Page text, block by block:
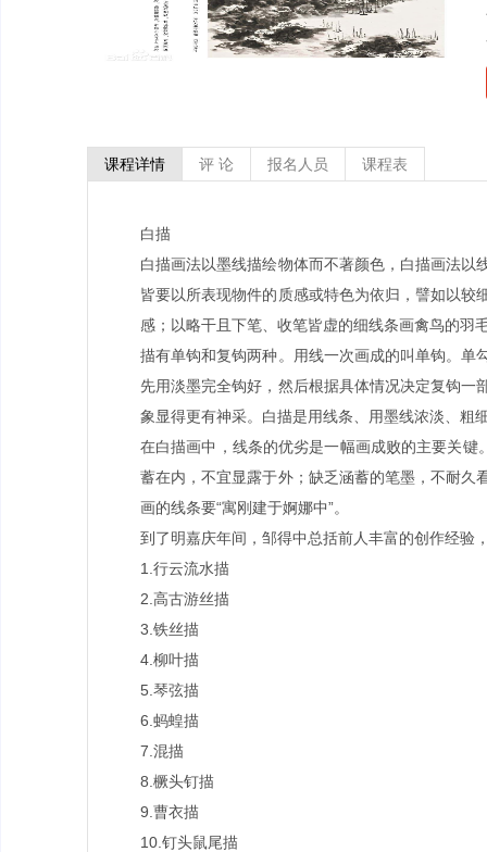
课程详情 评 论 报名人员 课程表
白描
白描画法以墨线描绘物体而不著颜色，白描画法
皆要以所表现物件的质感或特色为依归，譬如以
感；以略干且下笔、收笔皆虚的细线条画禽鸟的羽
描有单钩和复钩两种。用线一次画成的叫单钩。
先用淡墨完全钩好，然后根据具体情况决定复钩
象显得更有神采。白描是用线条、用墨线浓淡、粗
在白描画中，线条的优劣是一幅画成败的主要关键
蓄在内，不宜显露于外；缺乏涵蓄的笔墨，不耐
画的线条要“寓刚建于婀娜中”。
到了明嘉庆年间，邹得中总括前人丰富的创作经验
1.行云流水描
2.高古游丝描
3.铁丝描
4.柳叶描
5.琴弦描
6.蚂蝗描
7.混描
8.橛头钉描
9.曹衣描
10.钉头鼠尾描